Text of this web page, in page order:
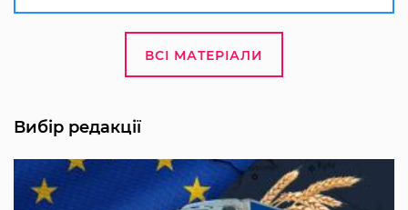
ВСІ МАТЕРІАЛИ
Вибір редакції